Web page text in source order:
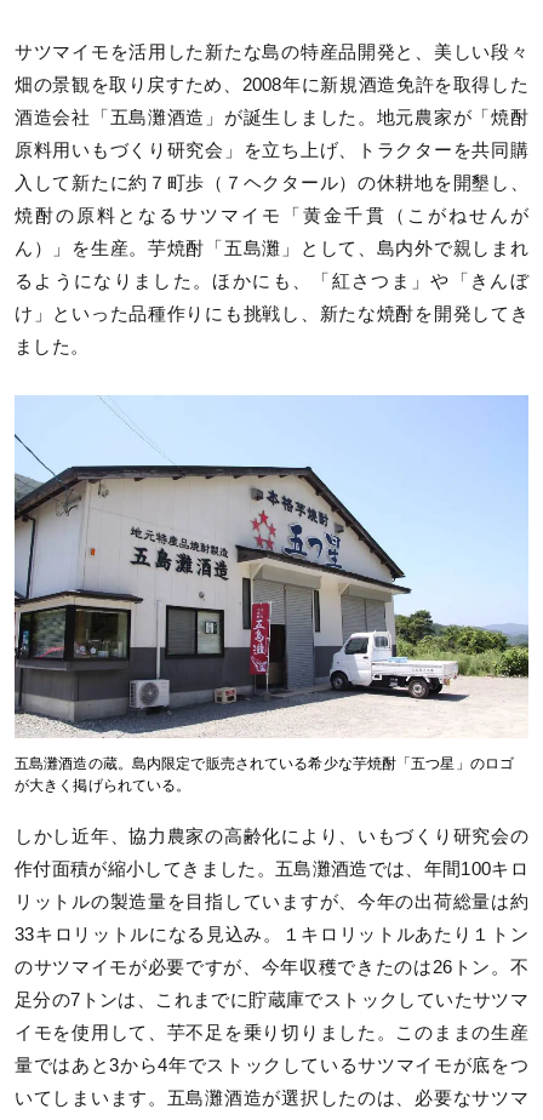
サツマイモを活用した新たな島の特産品開発と、美しい段々
畑の景観を取り戻すため、2008年に新規酒造免許を取得した
酒造会社「五島灘酒造」が誕生しました。地元農家が「焼酎
原料用いもづくり研究会」を立ち上げ、トラクターを共同購
入して新たに約７町歩（７ヘクタール）の休耕地を開墾し、
焼酎の原料となるサツマイモ「黄金千貫（こがねせんが
ん）」を生産。芋焼酎「五島灘」として、島内外で親しまれ
るようになりました。ほかにも、「紅さつま」や「きんぼ
け」といった品種作りにも挑戦し、新たな焼酎を開発してき
ました。
五島灘酒造の蔵。島内限定で販売されている希少な芋焼酎「五つ星」のロゴ
が大きく掲げられている。
しかし近年、協力農家の高齢化により、いもづくり研究会の
作付面積が縮小してきました。五島灘酒造では、年間100キロ
リットルの製造量を目指していますが、今年の出荷総量は約
33キロリットルになる見込み。１キロリットルあたり１トン
のサツマイモが必要ですが、今年収穫できたのは26トン。不
足分の7トンは、これまでに貯蔵庫でストックしていたサツマ
イモを使用して、芋不足を乗り切りました。このままの生産
量ではあと3から4年でストックしているサツマイモが底をつ
いてしまいます。五島灘酒造が選択したのは、必要なサツマ